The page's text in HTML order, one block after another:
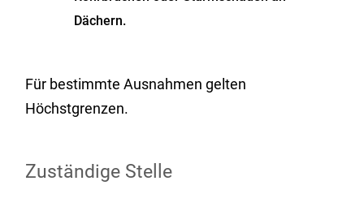
Dächern.
Für bestimmte Ausnahmen gelten
Höchstgrenzen.
Zuständige Stelle